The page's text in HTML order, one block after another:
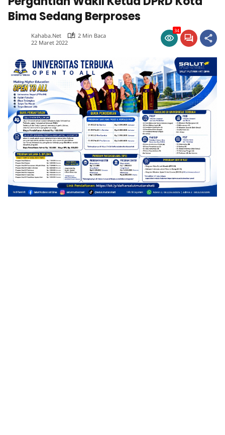
Bima Sedang Berproses
Kahaba.net
2 Min Baca
22 Maret 2022
34